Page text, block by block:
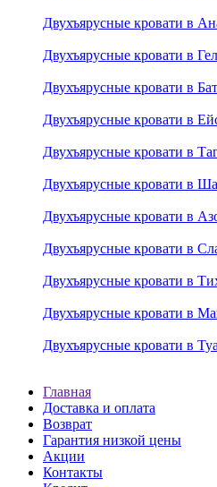
Двухъярусные кровати в
Двухъярусные кровати в
Двухъярусные кровати в
Двухъярусные кровати в
Двухъярусные кровати в
Двухъярусные кровати в
Двухъярусные кровати в
Двухъярусные кровати в
Двухъярусные кровати в
Двухъярусные кровати в
Двухъярусные кровати в
Главная
Доставка и оплата
Возврат
Гарантия низкой цены
Акции
Контакты